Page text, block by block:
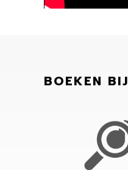
BOEKEN BIJ